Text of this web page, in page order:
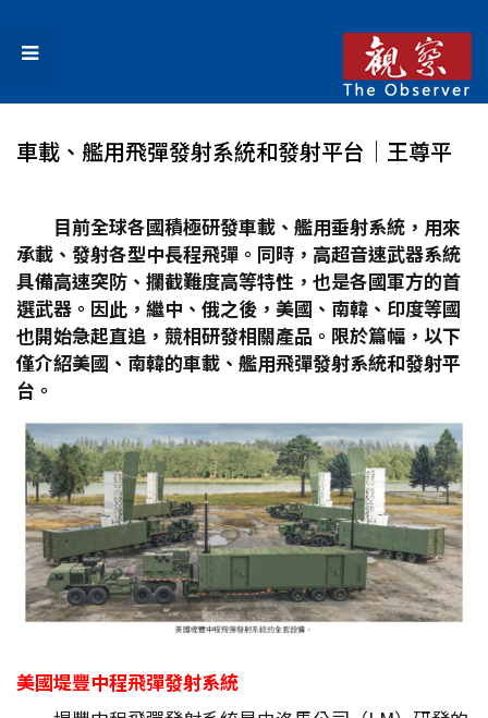
車載、艦用飛彈發射系統和發射平台│王尊平
目前全球各國積極研發車載、艦用垂射系統，用來
承載、發射各型中長程飛彈。同時，高超音速武器系統
具備高速突防、攔截難度高等特性，也是各國軍方的首
選武器。因此，繼中、俄之後，美國、南韓、印度等國
也開始急起直追，競相研發相關產品。限於篇幅，以下
僅介紹美國、南韓的車載、艦用飛彈發射系統和發射平
台。
美國堤豐中程飛彈發射系統